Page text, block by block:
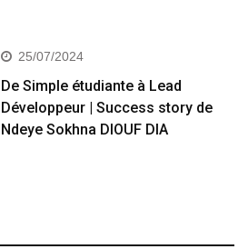
25/07/2024
De Simple étudiante à Lead
Développeur | Success story de
Ndeye Sokhna DIOUF DIA